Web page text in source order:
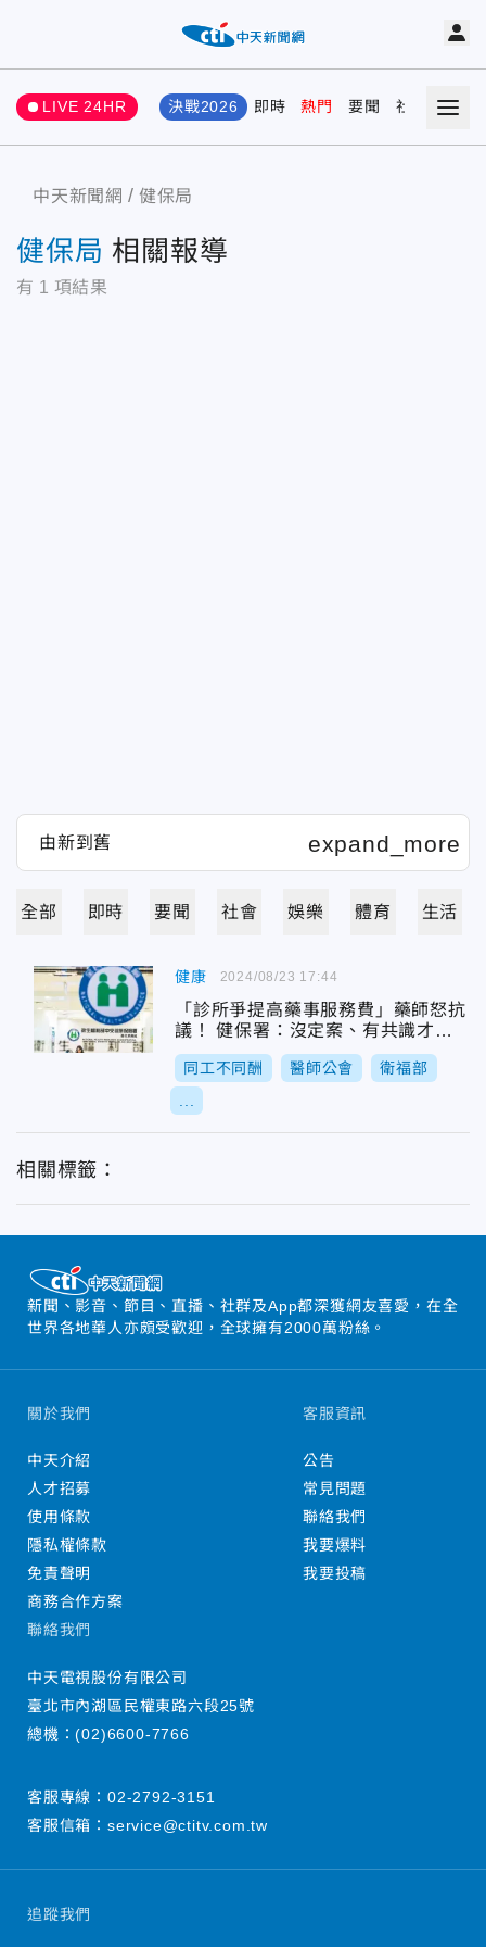
LIVE 24HR 決戰2026 即時 熱門 要聞 社會 娛樂
中天新聞網 健保局
健保局 相關報導
有 1 項結果
全部 即時 要聞 社會 娛樂 體育 生活
健康
「診所爭提高藥事服務費」藥師怒抗
議！ 健保署：沒定案、有共識才實
施
同工不同酬 醫師公會 衛福部
2024/08/23 17:44
相關標籤：
新聞、影音、節目、直播、社群及App都深獲網友喜愛，在全
世界各地華人亦頗受歡迎，全球擁有2000萬粉絲。
追蹤我們
關於我們
中天介紹
人才招募
使用條款
隱私權條款
免責聲明
商務合作方案
客服資訊
公告
常見問題
聯絡我們
我要爆料
我要投稿
聯絡我們
中天電視股份有限公司
臺北市內湖區民權東路六段25號
總機：(02)6600-7766
客服專線： 02-2792-3151
客服信箱： service@ctitv.com.tw